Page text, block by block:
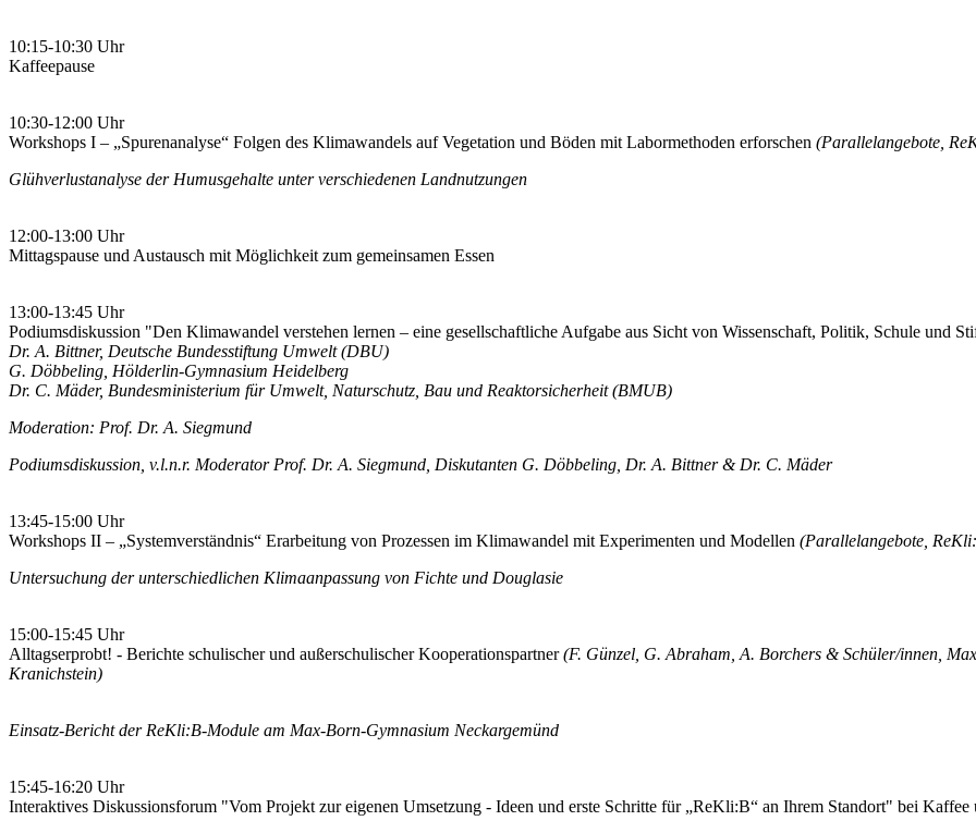
10:15-10:30 Uhr
Kaffeepause
10:30-12:00 Uhr
Workshops I – „Spurenanalyse“ Folgen des Klimawandels auf Vegetation und Böden mit Labormethoden erforschen (Parallelangebote,
Glühverlustanalyse der Humusgehalte unter verschiedenen Landnutzungen
12:00-13:00 Uhr
Mittagspause und Austausch mit Möglichkeit zum gemeinsamen Essen
13:00-13:45 Uhr
Podiumsdiskussion "Den Klimawandel verstehen lernen – eine gesellschaftliche Aufgabe aus Sicht von Wissenschaft, Politik, Schule und
Dr. A. Bittner, Deutsche Bundesstiftung Umwelt (DBU)
G. Döbbeling, Hölderlin-Gymnasium Heidelberg
Dr. C. Mäder, Bundesministerium für Umwelt, Naturschutz, Bau und Reaktorsicherheit (BMUB)
Moderation: Prof. Dr. A. Siegmund
Podiumsdiskussion, v.l.n.r. Moderator Prof. Dr. A. Siegmund, Diskutanten G. Döbbeling, Dr. A. Bittner & Dr. C. Mäder
13:45-15:00 Uhr
Workshops II – „Systemverständnis“ Erarbeitung von Prozessen im Klimawandel mit Experimenten und Modellen (Parallelangebote,
Untersuchung der unterschiedlichen Klimaanpassung von Fichte und Douglasie
15:00-15:45 Uhr
Alltagserprobt! - Berichte schulischer und außerschulischer Kooperationspartner(F. Günzel, G. Abraham, A. Borchers & Schüler/innen,
Kranichstein)
Einsatz-Bericht der ReKli:B-Module am Max-Born-Gymnasium Neckargemünd
15:45-16:20 Uhr
Interaktives Diskussionsforum "Vom Projekt zur eigenen Umsetzung - Ideen und erste Schritte für „ReKli:B“ an Ihrem Standort" bei Kaffee